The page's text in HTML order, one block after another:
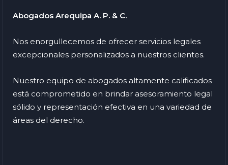
Abogados Arequipa A. P. & C.
Nos enorgullecemos de ofrecer servicios legales
excepcionales personalizados a nuestros clientes.
Nuestro equipo de abogados altamente calificados
está comprometido en brindar asesoramiento legal
sólido y representación efectiva en una variedad de
áreas del derecho.